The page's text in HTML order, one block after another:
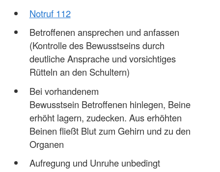
Notruf 112
Betroffenen ansprechen und anfassen
(Kontrolle des Bewusstseins durch
deutliche Ansprache und vorsichtiges
Rütteln an den Schultern)
Bei vorhandenem
Bewusstsein Betroffenen hinlegen, Beine
erhöht lagern, zudecken. Aus erhöhten
Beinen fließt Blut zum Gehirn und zu den
Organen
Aufregung und Unruhe unbedingt